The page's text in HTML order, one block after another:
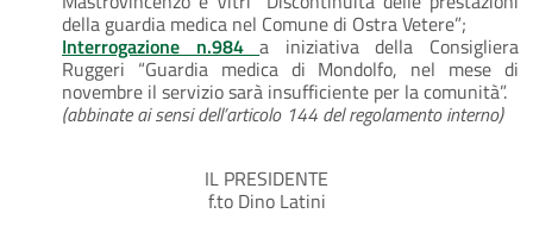
della guardia medica nel Comune di Ostra Vetere”;
Interrogazione n.984a iniziativa della Consigliera
Ruggeri “Guardia medica di Mondolfo, nel mese di
novembre il servizio sarà insufficiente per la comunità”.
(abbinate ai sensi dell’articolo 144 del regolamento interno)
IL PRESIDENTE
f.to Dino Latini